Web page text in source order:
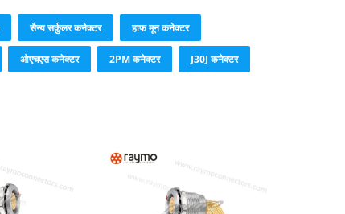
सैन्य सर्कुलर कनेक्टर हाफ मून कनेक्टर
ओएचएस कनेक्टर 2PM कनेक्टर J30J कनेक्टर